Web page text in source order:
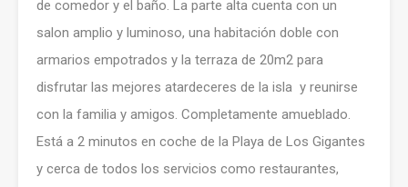
de comedor y el baño. La parte alta cuenta con un
salon amplio y luminoso, una habitación doble con
armarios empotrados y la terraza de 20m2 para
disfrutar las mejores atardeceres de la isla y reunirse
con la familia y amigos. Completamente amueblado.
Está a 2 minutos en coche de la Playa de Los Gigantes
y cerca de todos los servicios como restaurantes,